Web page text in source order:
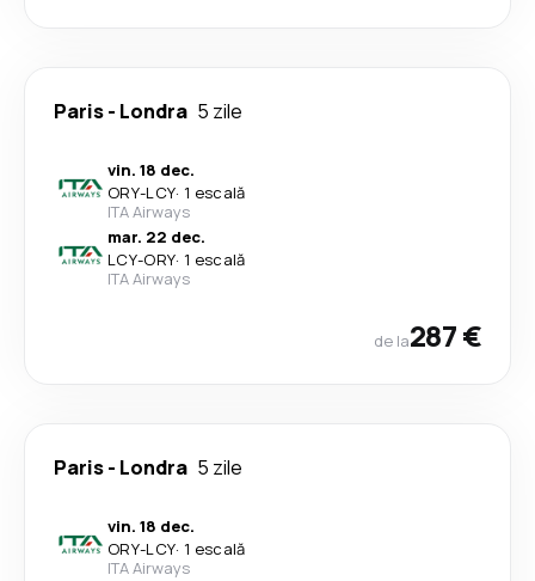
Paris- Londra 5 zile
vin. 18 dec.
ORY-LCY· 1 escală
ITA Airways
mar. 22 dec.
LCY-ORY· 1 escală
ITA Airways
de la287 €
Paris- Londra 5 zile
vin. 18 dec.
ORY-LCY· 1 escală
ITA Airways